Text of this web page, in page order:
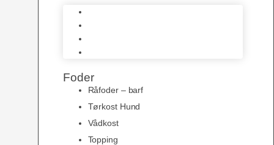
Foder
Råfoder – barf
Tørkost Hund
Vådkost
Topping